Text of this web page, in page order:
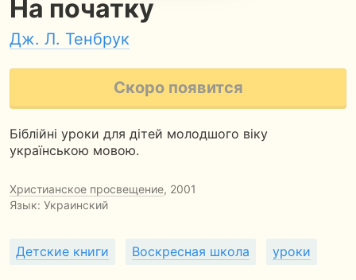
На початку
Дж. Л. Тенбрук
Скоро появится
Бiблiйнi уроки для дiтей молодшого вiку
українською мовою.
Христианское просвещение, 2001
Язык: Украинский
Детские книги Воскресная школа уроки